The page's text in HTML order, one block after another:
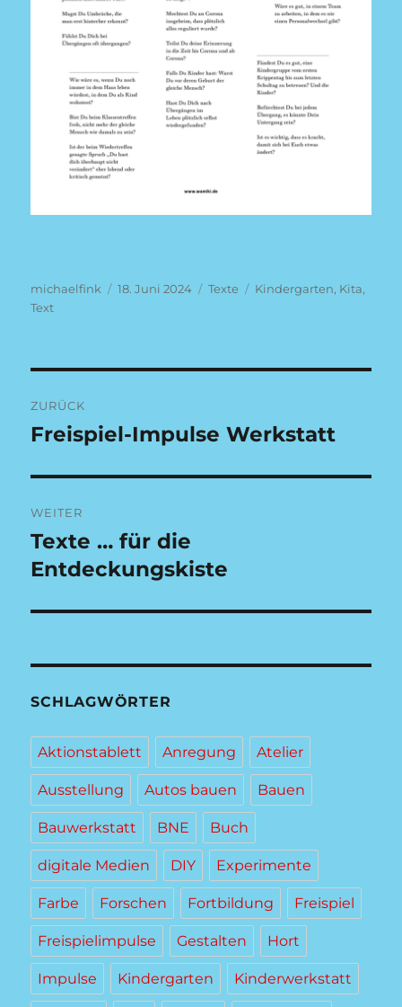
Autor
michaelfink
Veröffentlicht
18. Juni 2024 Kategorien
Texte Schlagwörter
Kindergarten, Kita,
Text
ZURÜCK
Vorheriger
Freispiel-Impulse Werkstatt
WEITER
Nächster
Beitrag:
Texte … für die
Entdeckungskiste
SCHLAGWÖRTER
Aktionstablett Anregung Atelier
Ausstellung Autos bauen Bauen
Bauwerkstatt BNE Buch
digitale Medien DIY Experimente
Farbe Forschen Fortbildung Freispiel
Freispielimpulse Gestalten Hort
Impulse Kindergarten Kinderwerkstatt